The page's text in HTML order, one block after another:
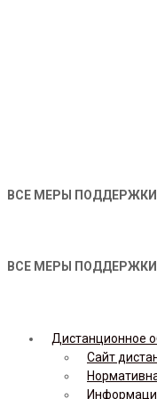
ВСЕ МЕРЫ
ВСЕ МЕРЫ
Дистанционное
Сайт